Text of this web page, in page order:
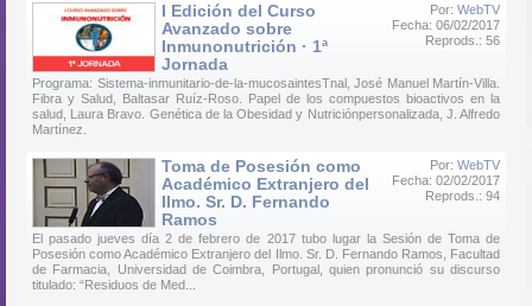
Por: WebTV
Fecha: 06/02/2017
Reprods.: 56
I Edición del Curso
Avanzado sobre
Inmunonutrición · 1ª
Jornada
Programa: Sistema-inmunitario-de-la-mucosaintesTnal, José Manuel Martín-Villa.
Fibra y Salud, Baltasar Ruíz-Roso. Papel de los compuestos bioactivos en la
salud, Laura Bravo. Genética de la Obesidad y Nutriciónpersonalizada, J. Alfredo
Martínez.
Por: WebTV
Fecha: 02/02/2017
Reprods.: 94
Toma de Posesión como
Académico Extranjero del
Ilmo. Sr. D. Fernando
Ramos
El pasado jueves día 2 de febrero de 2017 tubo lugar la Sesión de Toma de
Posesión como Académico Extranjero del Ilmo. Sr. D. Fernando Ramos, Facultad
de Farmacia, Universidad de Coimbra, Portugal, quien pronunció su discurso
titulado: “Residuos de Med...